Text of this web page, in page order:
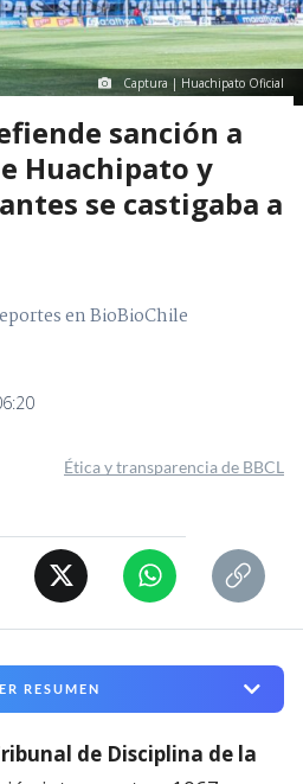
Captura | Huachipato Oficial
sanción a
Huachipato y
se castigaba a
en BioBioChile
Ética y transparencia de BBCL
RESUMEN
de Disciplina de la